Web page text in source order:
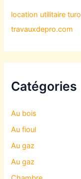
location utilitaire turo
travauxdepro.com
Catégories
Au bois
Au fioul
Au gaz
Au gaz